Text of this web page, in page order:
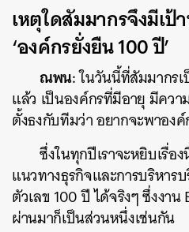
เหตุใดสัมมากรจึงมีเป้
‘องค์กรยั่งยืน 100 ปี’
ณพน:ในวันนี้ที่สัมมากร
แล้ว เป็นองค์กรที่มีอายุ มีคว
ตั้งธงกับทีมว่า อยากจะพาอง
ซึ่งในทุกปีเราจะหยิบเรื่
แนวทางธุรกิจและการบริหาร
ตัวเลข 100 ปี ได้จริงๆ ซึ่งงา
ผ่านมาก็เป็นส่วนหนึ่งเช่นกัน